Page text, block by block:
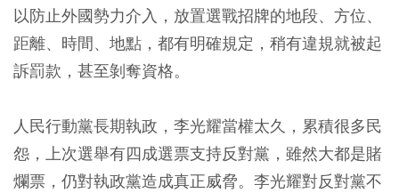
以防止外國勢力介入，放置選戰招牌的地段、方位、
距離、時間、地點，都有明確規定，稍有違規就被起
訴罰款，甚至剝奪資格。
人民行動黨長期執政，李光耀當權太久，累積很多民
怨，上次選舉有四成選票支持反對黨，雖然大都是賭
爛票，仍對執政黨造成真正威脅。李光耀對反對黨不